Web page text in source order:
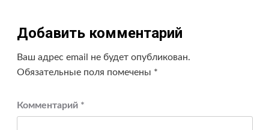
Добавить комментарий
Ваш адрес email не будет опубликован.
Обязательные поля помечены *
Комментарий *